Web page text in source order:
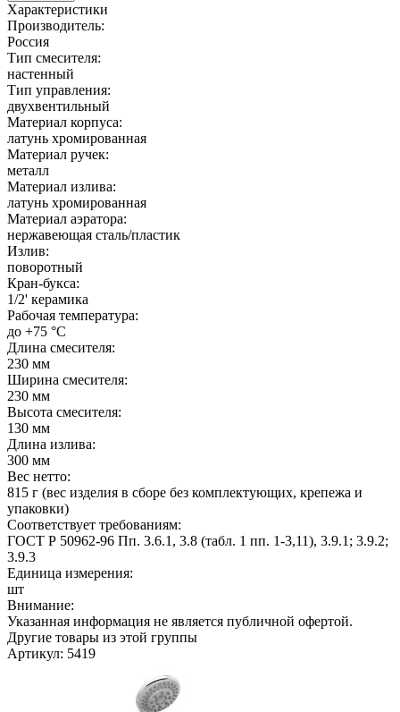
Характеристики
Производитель:
Россия
Тип смесителя:
настенный
Тип управления:
двухвентильный
Материал корпуса:
латунь хромированная
Материал ручек:
металл
Материал излива:
латунь хромированная
Материал аэратора:
нержавеющая сталь/пластик
Излив:
поворотный
Кран-букса:
1/2' керамика
Рабочая температура:
до +75 °C
Длина смесителя:
230 мм
Ширина смесителя:
230 мм
Высота смесителя:
130 мм
Длина излива:
300 мм
Вес нетто:
815 г (вес изделия в сборе без комплектующих, крепежа и
упаковки)
Соответствует требованиям:
ГОСТ Р 50962-96 Пп. 3.6.1, 3.8 (табл. 1 пп. 1-3,11), 3.9.1; 3.9.2;
3.9.3
Единица измерения:
шт
Внимание:
Указанная информация не является публичной офертой.
Другие товары из этой группы
Артикул: 5419